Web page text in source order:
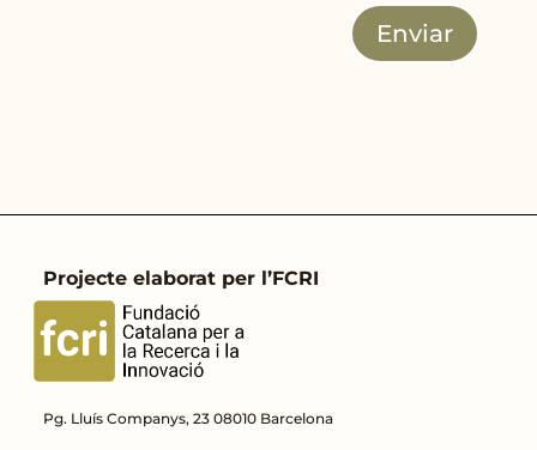
Enviar
Projecte elaborat per l’FCRI
Pg. Lluís Companys, 23 08010 Barcelona